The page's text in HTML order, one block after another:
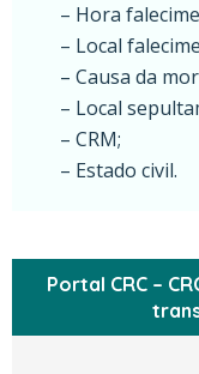
– Hora
– Local
– Causa da
– Local
– CRM;
– Estado civil.
Portal CRC –